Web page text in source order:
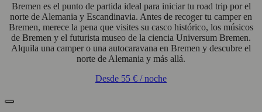
Bremen es el punto de partida ideal para iniciar tu road trip por el
norte de Alemania y Escandinavia. Antes de recoger tu camper en
Bremen, merece la pena que visites su casco histórico, los músicos
de Bremen y el futurista museo de la ciencia Universum Bremen.
Alquila una camper o una autocaravana en Bremen y descubre el
norte de Alemania y más allá.
Desde 55 € / noche